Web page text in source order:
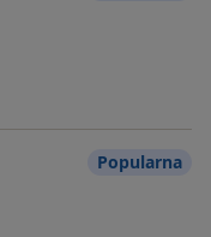
Popularna